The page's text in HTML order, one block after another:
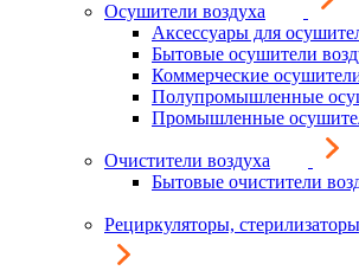
Осушители воздуха
Аксессуары для
Бытовые осушители
Коммерческие
Полупромышленные
Промышленные
Очистители воздуха
Бытовые очистители
Рециркуляторы,